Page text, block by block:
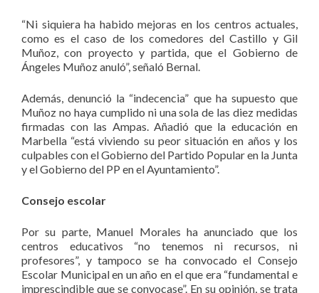
“Ni siquiera ha habido mejoras en los centros actuales,
como es el caso de los comedores del Castillo y Gil
Muñoz, con proyecto y partida, que el Gobierno de
Ángeles Muñoz anuló”, señaló Bernal.
Además, denunció la “indecencia” que ha supuesto que
Muñoz no haya cumplido ni una sola de las diez medidas
firmadas con las Ampas. Añadió que la educación en
Marbella “está viviendo su peor situación en años y los
culpables con el Gobierno del Partido Popular en la Junta
y el Gobierno del PP en el Ayuntamiento”.
Consejo escolar
Por su parte, Manuel Morales ha anunciado que los
centros educativos “no tenemos ni recursos, ni
profesores”, y tampoco se ha convocado el Consejo
Escolar Municipal en un año en el que era “fundamental e
imprescindible que se convocase”. En su opinión, se trata